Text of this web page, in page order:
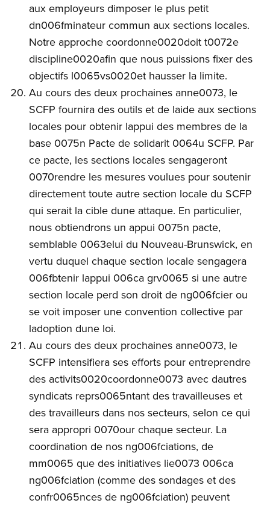
aux employeurs dimposer le plus petit
dn006fminateur commun aux sections locales.
Notre approche coordonne0020doit t0072e
discipline0020afin que nous puissions fixer des
objectifs l0065vs0020et hausser la limite.
Au cours des deux prochaines anne0073, le
SCFP fournira des outils et de laide aux sections
locales pour obtenir lappui des membres de la
base 0075n Pacte de solidarit 0064u SCFP. Par
ce pacte, les sections locales sengageront
0070rendre les mesures voulues pour soutenir
directement toute autre section locale du SCFP
qui serait la cible dune attaque. En particulier,
nous obtiendrons un appui 0075n pacte,
semblable 0063elui du Nouveau-Brunswick, en
vertu duquel chaque section locale sengagera
006fbtenir lappui 006ca grv0065 si une autre
section locale perd son droit de ng006fcier ou
se voit imposer une convention collective par
ladoption dune loi.
Au cours des deux prochaines anne0073, le
SCFP intensifiera ses efforts pour entreprendre
des activits0020coordonne0073 avec dautres
syndicats reprs0065ntant des travailleuses et
des travailleurs dans nos secteurs, selon ce qui
sera appropri 0070our chaque secteur. La
coordination de nos ng006fciations, de
mm0065 que des initiatives lie0073 006ca
ng006fciation (comme des sondages et des
confr0065nces de ng006fciation) peuvent